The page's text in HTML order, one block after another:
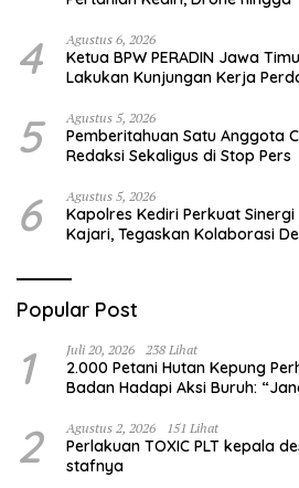
4 Agustus 6, 2026
Ketua BPW PERADIN Jawa
Lakukan Kunjungan Kerja
5 Agustus 5, 2026
Pemberitahuan Satu Anggota
Redaksi Sekaligus di Stop Pers
6 Agustus 5, 2026
Kapolres Kediri Perkuat
Kajari, Tegaskan Kolaborasi
Popular Post
1 Juli 20, 2026 238 Lihat
2.000 Petani Hutan Kepung
Badan Hadapi Aksi Buruh:
2 Agustus 2, 2026 151 Lihat
Perlakuan TOXIC PLT kepala
stafnya